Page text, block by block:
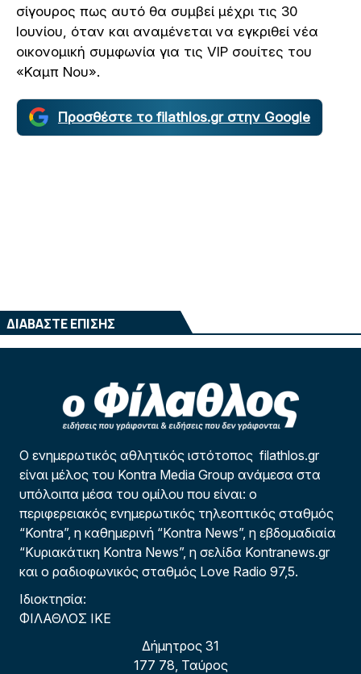
σίγουρος πως αυτό θα συμβεί μέχρι τις 30
Ιουνίου, όταν και αναμένεται να εγκριθεί νέα
οικονομική συμφωνία για τις VIP σουίτες του
«Καμπ Νου».
Προσθέστε το filathlos.gr στην Google
ΔΙΑΒΑΣΤΕ ΕΠΙΣΗΣ
Ο ενημερωτικός αθλητικός ιστότοπος filathlos.gr
είναι μέλος του Kontra Media Group ανάμεσα στα
υπόλοιπα μέσα του ομίλου που είναι: ο
περιφερειακός ενημερωτικός τηλεοπτικός σταθμός
“Kontra”, η καθημερινή “Kontra News”, η εβδομαδιαία
“Κυριακάτικη Kontra News”, η σελίδα Kontranews.gr
και ο ραδιοφωνικός σταθμός Love Radio 97,5.
Ιδιοκτησία:
ΦΙΛΑΘΛΟΣ ΙΚΕ
Δήμητρος 31
177 78, Ταύρος